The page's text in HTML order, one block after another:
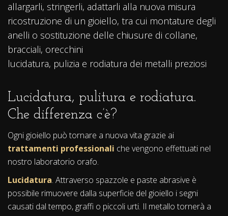
allargarli, stringerli, adattarli alla nuova misura
ricostruzione di un gioiello, tra cui montature degli
anelli o sostituzione delle chiusure di collane,
bracciali, orecchini
lucidatura, pulizia e rodiatura dei metalli preziosi
Lucidatura, pulitura e rodiatura.
Che differenza c’è?
Ogni gioiello può tornare a nuova vita grazie ai
trattamenti professionali che vengono effettuati nel
nostro laboratorio orafo.
Lucidatura. Attraverso spazzole e paste abrasive è
possibile rimuovere dalla superficie del gioiello i segni
causati dal tempo, graffi o piccoli urti. Il metallo tornerà a